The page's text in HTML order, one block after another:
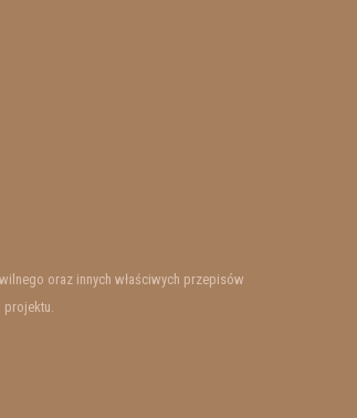
oraz innych właściwych przepisów
projektu.